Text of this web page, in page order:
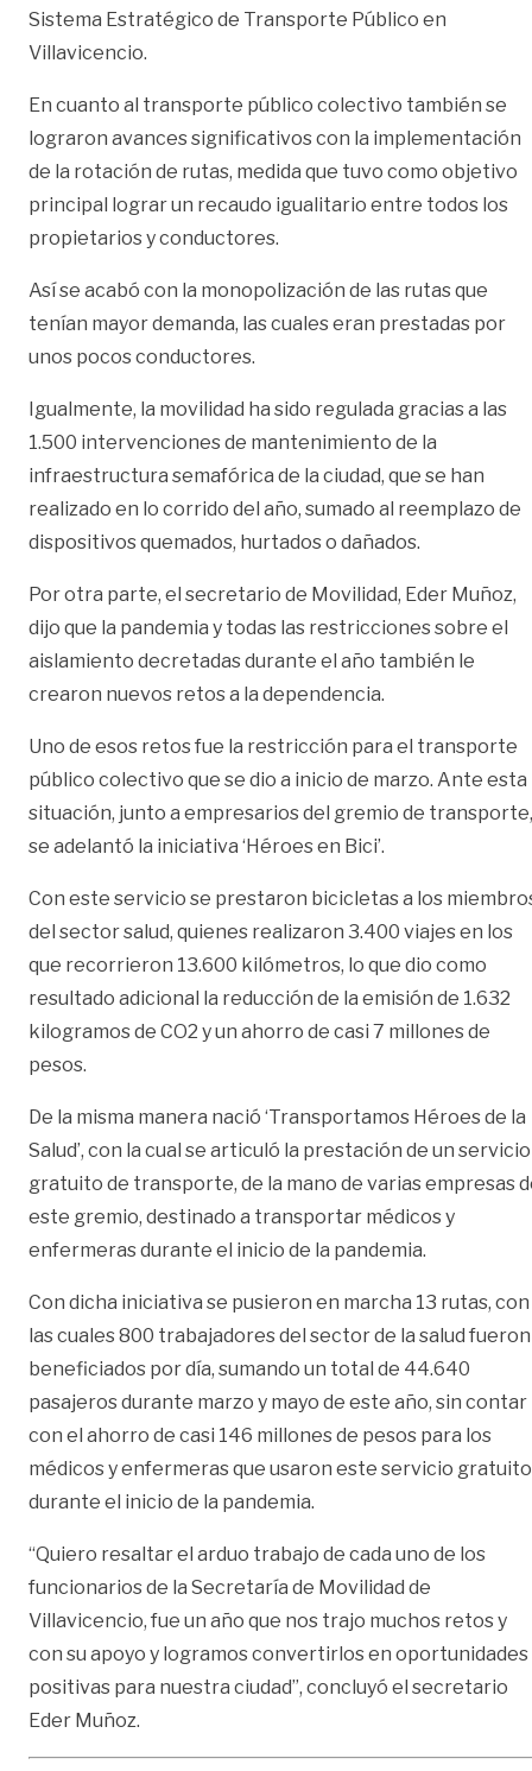
Sistema Estratégico de Transporte Público en
Villavicencio.
En cuanto al transporte público colectivo también se
lograron avances significativos con la implementación
de la rotación de rutas, medida que tuvo como objetivo
principal lograr un recaudo igualitario entre todos los
propietarios y conductores.
Así se acabó con la monopolización de las rutas que
tenían mayor demanda, las cuales eran prestadas por
unos pocos conductores.
Igualmente, la movilidad ha sido regulada gracias a las
1.500 intervenciones de mantenimiento de la
infraestructura semafórica de la ciudad, que se han
realizado en lo corrido del año, sumado al reemplazo de
dispositivos quemados, hurtados o dañados.
Por otra parte, el secretario de Movilidad, Eder Muñoz,
dijo que la pandemia y todas las restricciones sobre el
aislamiento decretadas durante el año también le
crearon nuevos retos a la dependencia.
Uno de esos retos fue la restricción para el transporte
público colectivo que se dio a inicio de marzo. Ante esta
situación, junto a empresarios del gremio de transporte,
se adelantó la iniciativa ‘Héroes en Bici’.
Con este servicio se prestaron bicicletas a los
del sector salud, quienes realizaron 3.400 viajes en los
que recorrieron 13.600 kilómetros, lo que dio como
resultado adicional la reducción de la emisión de 1.632
kilogramos de CO2 y un ahorro de casi 7 millones de
pesos.
De la misma manera nació ‘Transportamos Héroes de la
Salud’, con la cual se articuló la prestación de un servicio
gratuito de transporte, de la mano de varias empresas
este gremio, destinado a transportar médicos y
enfermeras durante el inicio de la pandemia.
Con dicha iniciativa se pusieron en marcha 13 rutas, con
las cuales 800 trabajadores del sector de la salud fueron
beneficiados por día, sumando un total de 44.640
pasajeros durante marzo y mayo de este año, sin contar
con el ahorro de casi 146 millones de pesos para los
médicos y enfermeras que usaron este servicio gratuito
durante el inicio de la pandemia.
“Quiero resaltar el arduo trabajo de cada uno de los
funcionarios de la Secretaría de Movilidad de
Villavicencio, fue un año que nos trajo muchos retos y
con su apoyo y logramos convertirlos en oportunidades
positivas para nuestra ciudad”, concluyó el secretario
Eder Muñoz.